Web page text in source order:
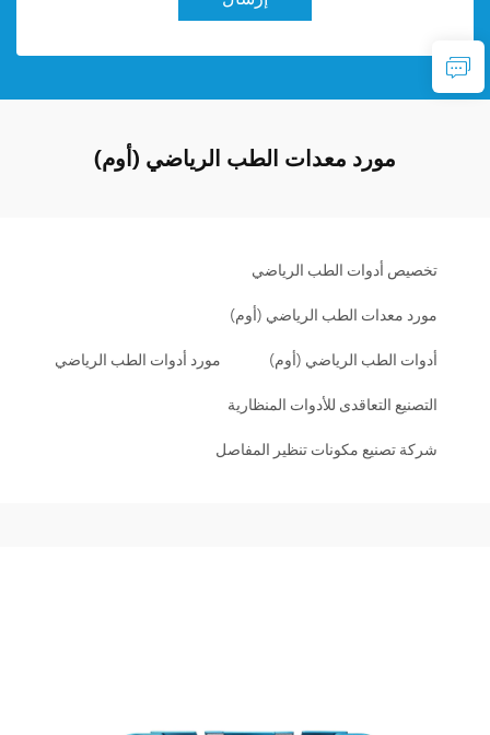
مورد معدات الطب الرياضي (أوم)
تخصيص أدوات الطب الرياضي
مورد معدات الطب الرياضي (أوم)
أدوات الطب الرياضي (أوم) مورد أدوات الطب الرياضي
التصنيع التعاقدى للأدوات المنظارية
شركة تصنيع مكونات تنظير المفاصل